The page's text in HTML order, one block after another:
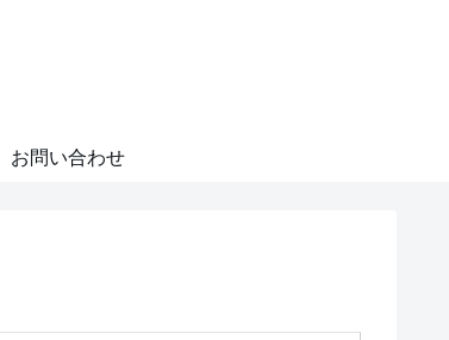
お問い合わせ